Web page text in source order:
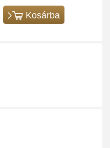
Kosárba